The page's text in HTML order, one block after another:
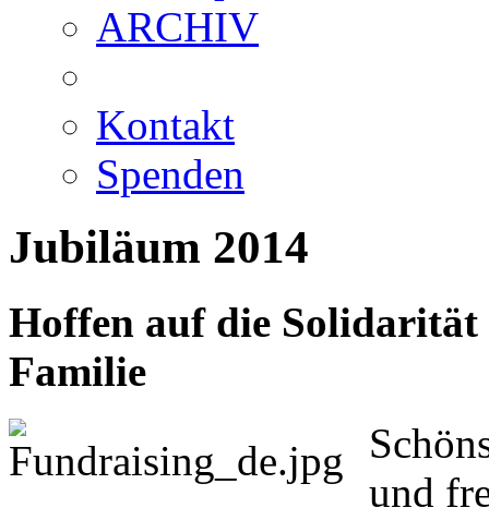
ARCHIV
Kontakt
Spenden
Jubiläum 2014
Hoffen auf die
Familie
und